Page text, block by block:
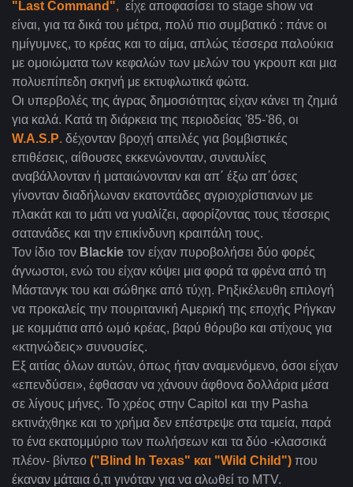
"Last Command", είχε αποφασίσει το stage show να
είναι, για τα δικά του μέτρα, πολύ πιο συμβατικό : πάνε οι
ημίγυμνες, το κρέας και το αίμα, απλώς τέσσερα παλούκια
με ομοιώματα των κεφαλών των μελών του γκρουπ και μια
πολυεπίπεδη σκηνή με εκτυφλωτικά φώτα.
Οι υπερβολές της άγρας δημοσιότητας είχαν κάνει τη ζημιά
για καλά. Κατά τη διάρκεια της περιοδείας '85-'86, οι
W.A.S.P. δέχονταν βροχή απειλές για βομβιστικές
επιθέσεις, αίθουσες εκκενώνονταν, συναυλίες
αναβάλλονταν ή ματαιώνονταν και απ΄ έξω απ΄όσες
γίνονταν διαδήλωναν εκατοντάδες αγριοχρίστιανων με
πλακάτ και το μάτι να γυαλίζει, αφορίζοντας τους τέσσερις
σατανάδες και την επικίνδυνη κραιπάλη τους.
Τον ίδιο τον Blackie τον είχαν πυροβολήσει δύο φορές
άγνωστοι, ενώ του είχαν κόψει μια φορά τα φρένα από τη
Μάστανγκ του και σώθηκε από τύχη. Ρηξικέλευθη επιλογή
να προκαλείς την πουριτανική Αμερική της εποχής Ρήγκαν
με κομμάτια από ωμό κρέας, βαρύ θόρυβο και στίχους για
«κτηνώδεις» συνουσίες.
Εξ αιτίας όλων αυτών, όπως ήταν αναμενόμενο, όσοι είχαν
«επενδύσει», έφθασαν να χάνουν άφθονα δολλάρια μέσα
σε λίγους μήνες. Το χρέος στην Capitol και την Pasha
εκτινάχθηκε και το χρήμα δεν επέστρεψε στα ταμεία, παρά
το ένα εκατομμύριο των πωλήσεων και τα δύο -κλασσικά
πλέον- βίντεο (" Blind In Texas" και "Wild Child") που
έκαναν μάταια ό,τι γινόταν για να αλωθεί το MTV.